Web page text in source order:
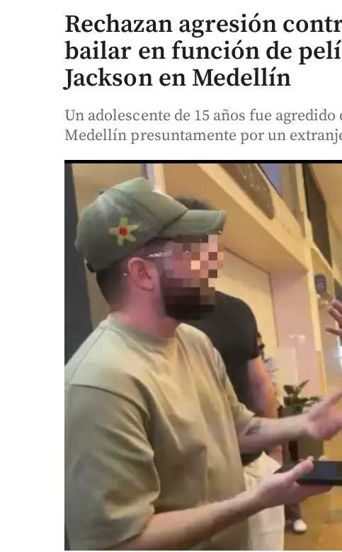
Rechazan agresión
bailar en función de
Jackson en Medellín
Un adolescente de 15 años fue
Medellín presuntamente por un